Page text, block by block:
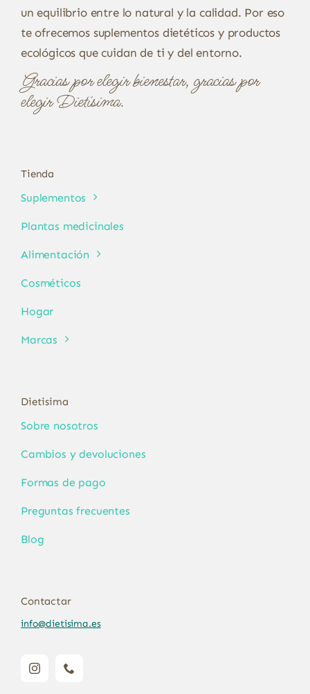
un equilibrio entre lo natural y la calidad. Por eso
te ofrecemos suplementos dietéticos y productos
ecológicos que cuidan de ti y del entorno.
Gracias por elegir bienestar, gracias por
elegir Dietísima.
Tienda
Suplementos
Plantas medicinales
Alimentación
Cosméticos
Hogar
Marcas
Dietisima
Sobre nosotros
Cambios y devoluciones
Formas de pago
Preguntas frecuentes
Blog
Contactar
info@dietisima.es